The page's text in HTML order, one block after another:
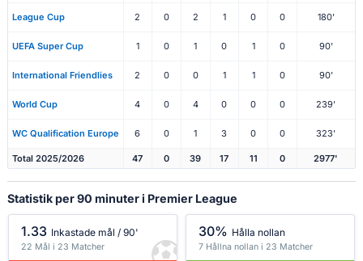
League Cup 2 0 2 1 0 0 180'
UEFA Super Cup 1 0 1 0 1 0 90'
International Friendlies 2 0 0 1 1 0 90'
World Cup 4 0 4 0 0 0 239'
WC Qualification Europe 6 0 1 3 0 0 323'
Total 2025/2026 47 0 39 17 11 0 2977'
Statistik per 90 minuter i Premier League
1.33 Inkastade mål / 90'
22 Mål i 23 Matcher
30% Hålla nollan
7 Hållna nollan i 23 Matcher